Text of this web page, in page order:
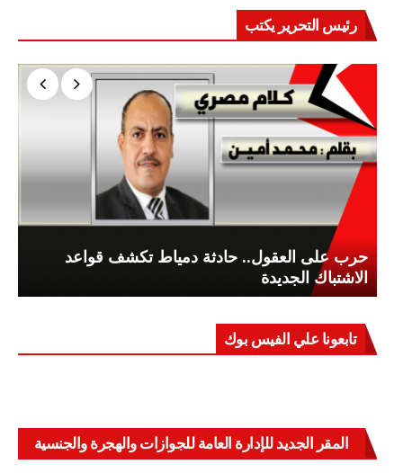
رئيس التحرير يكتب
حرب على العقول.. حادثة دمياط تكشف قواعد
الاشتباك الجديدة
تابعونا علي الفيس بوك
المقر الجديد للإدارة العامة للجوازات والهجرة والجنسية